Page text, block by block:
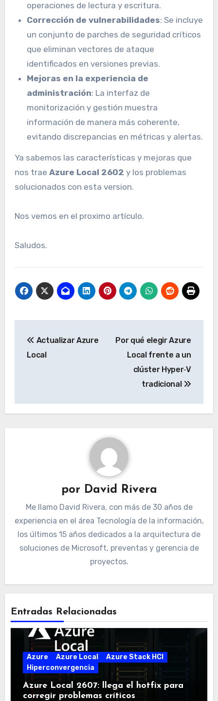
operaciones de lectura y escritura.
Corrección de vulnerabilidades: Se incluye
un conjunto de parches de seguridad críticos
que eliminan vectores de ataque
identificados en versiones previas.
Mejoras en la experiencia de
administración: La interfaz de
monitorización y gestión muestra
información de manera más coherente,
evitando discrepancias en métricas y alertas.
Ya sabemos las características y mejoras que
nos trae Azure Local 2602 y los problemas
solucionados con esta version.
Nos vemos en el proximo artículo.
Saludos.
de
Actualizar Azure
Local
Por qué elegir Azure
Local frente a un
clúster Hyper‑V
tradicional
por David Rivera
Me llamo David Rivera, con más de 30 años de
experiencia en el área Tecnología de la información,
los últimos 15 años dedicados a la arquitectura de
soluciones de Microsoft, preventas y gerencia de
proyectos.
Entradas Relacionadas
Azure Azure Local
Azure Stack HCI
Hiperconvergencia
Azure Local 2607: llega el hotfix para
corregir problemas críticos